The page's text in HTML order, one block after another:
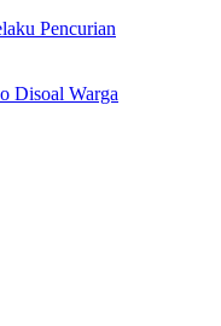
Pencurian
Disoal Warga